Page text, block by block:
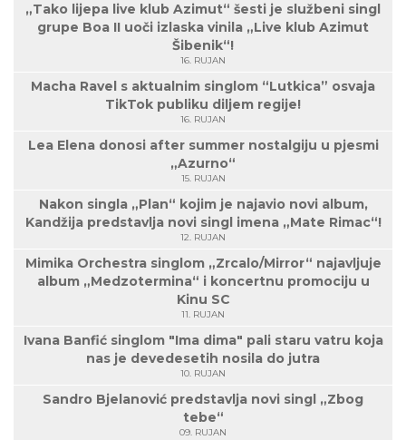
„Tako lijepa live klub Azimut“ šesti je službeni singl
grupe Boa II uoči izlaska vinila „Live klub Azimut
Šibenik“!
16. RUJAN
Macha Ravel s aktualnim singlom “Lutkica” osvaja
TikTok publiku diljem regije!
16. RUJAN
Lea Elena donosi after summer nostalgiju u pjesmi
„Azurno“
15. RUJAN
Nakon singla „Plan“ kojim je najavio novi album,
Kandžija predstavlja novi singl imena „Mate Rimac“!
12. RUJAN
Mimika Orchestra singlom „Zrcalo/Mirror“ najavljuje
album „Medzotermina“ i koncertnu promociju u
Kinu SC
11. RUJAN
Ivana Banfić singlom "Ima dima" pali staru vatru koja
nas je devedesetih nosila do jutra
10. RUJAN
Sandro Bjelanović predstavlja novi singl „Zbog
tebe“
09. RUJAN